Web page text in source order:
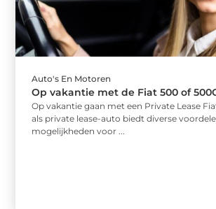
Auto's En Motoren
Op vakantie met de Fiat 500 of
Op vakantie gaan met een Private Lease
als private lease-auto biedt diverse
mogelijkheden voor ...